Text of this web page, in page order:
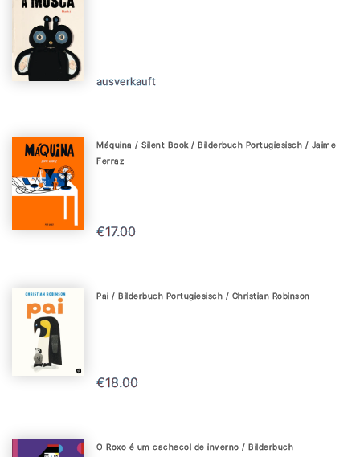
ausverkauft
Máquina / Silent Book / Bilderbuch Portugiesisch / Jaime
Ferraz
€17.00
Pai / Bilderbuch Portugiesisch / Christian Robinson
€18.00
O Roxo é um cachecol de inverno / Bilderbuch